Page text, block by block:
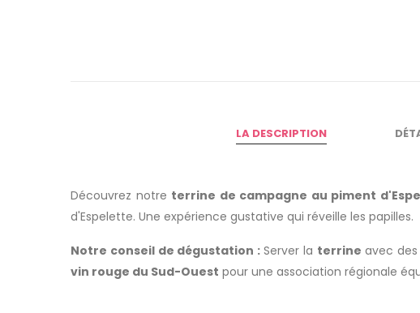
LA DESCRIPTION
Découvrez notre terrine de campagne au piment
d'Espelette. Une expérience gustative qui réveille les papilles.
Notre conseil de dégustation : Server la terrine avec
vin rouge du Sud-Ouest pour une association régionale